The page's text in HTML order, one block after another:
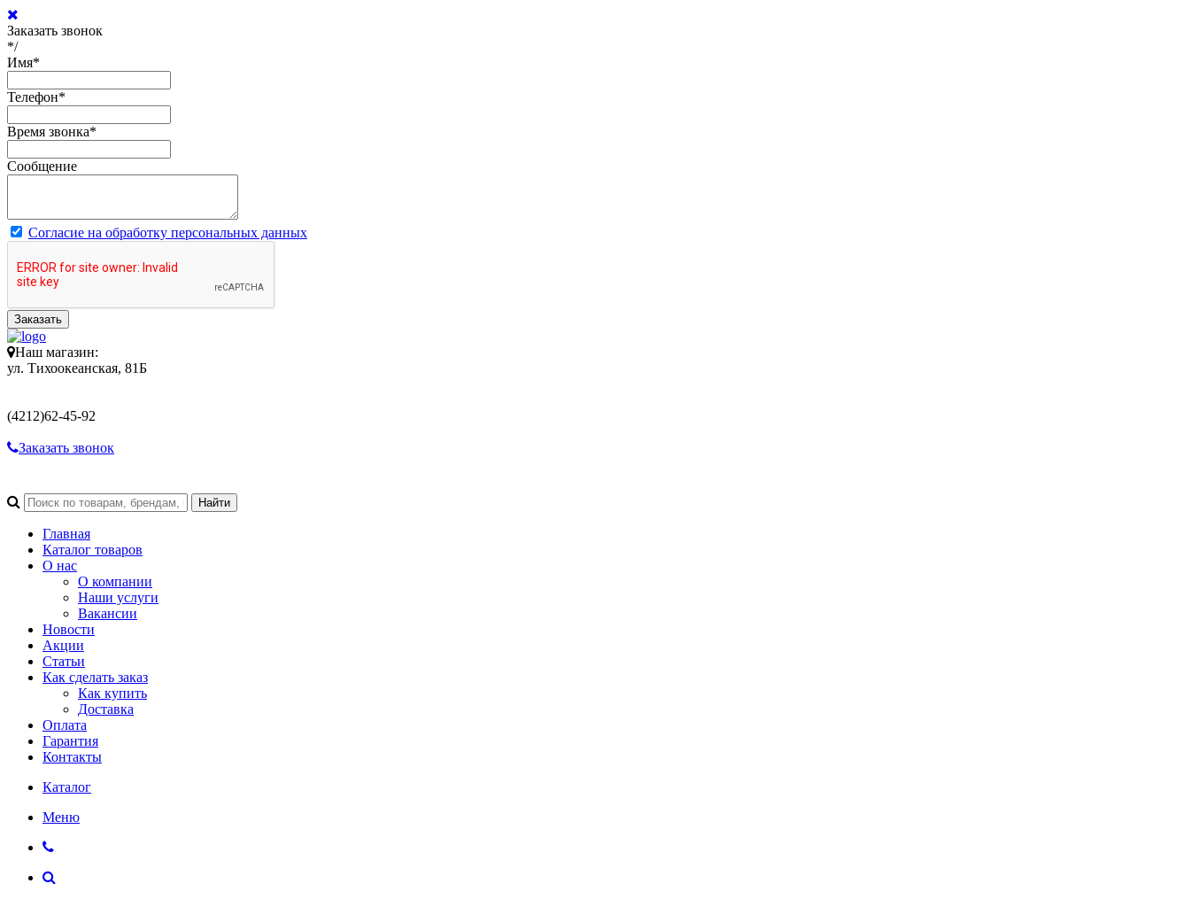
Заказать звонок
*/
Имя*
Телефон*
Время звонка*
Сообщение
Согласие на обработку персональных данных
Заказать
Наш магазин:
ул. Тихоокеанская, 81Б
(4212)62-45-92
Заказать звонок
Главная
Каталог товаров
О нас
О компании
Наши услуги
Вакансии
Новости
Акции
Статьи
Как сделать заказ
Как купить
Доставка
Оплата
Гарантия
Контакты
Каталог
Меню